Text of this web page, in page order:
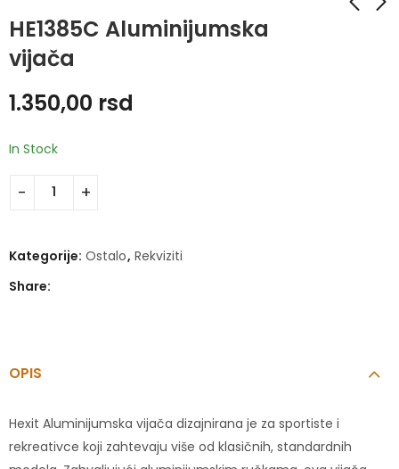
HE1385C Aluminijumska
vijača
1.350,00 rsd
In Stock
Kategorije: Ostalo, Rekviziti
Share:
OPIS
Hexit Aluminijumska vijača dizajnirana je za sportiste i
rekreativce koji zahtevaju više od klasičnih, standardnih